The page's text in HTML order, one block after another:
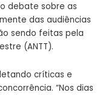
debate sobre as
das audiências
sendo feitas pela
(ANTT).
críticas e
“Nos dias